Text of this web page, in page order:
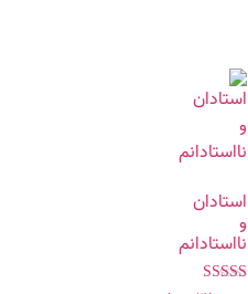
استادان
و
نااستادانم